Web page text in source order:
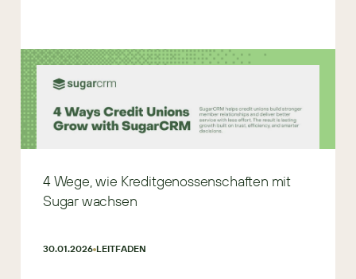
4 Wege, wie Kreditgenossenschaften mit
Sugar wachsen
30.01.2026 LEITFADEN